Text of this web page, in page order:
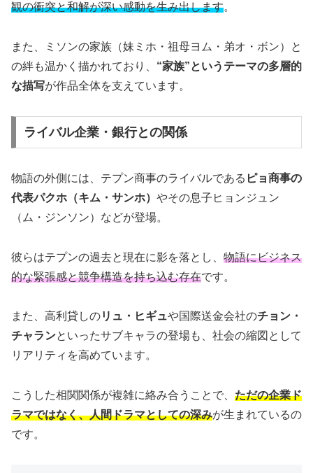
観の衝突と和解が深い感動を生み出します。
また、ミソンの家族（妹ミホ・祖母ヨム・弟オ・ボン）と
の絆も温かく描かれており、 “家族”というテーマの多層的
な描写が作品全体を支えています。
ライバル企業・銀行との関係
物語の外側には、テプン商事のライバルである ピョ商事の
代表パクホ（キム・サンホ） やその息子ヒョンジュン
（ム・ジンソン）などが登場。
彼らはテプンの過去と現在に影を落とし、 物語にビジネス
的な緊張感と競争構造を持ち込む存在です。
また、高利貸しのリュ・ヒギュや国際送金会社のチョン・
チャランといったサブキャラの登場も、社会の縮図として
リアリティを高めています。
こうした相関関係が複雑に絡み合うことで、 ただの企業ド
ラマではなく、人間ドラマとしての深みが生まれているの
です。